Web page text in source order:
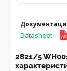
Datasheet
2821/5